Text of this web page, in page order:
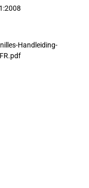
Handleiding-